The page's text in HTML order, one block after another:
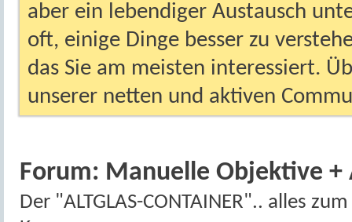
aber ein lebendiger Austausch
oft, einige Dinge besser zu
das Sie am meisten interessiert.
unserer netten und aktiven
Forum: Manuelle Objektive +
Der "ALTGLAS-CONTAINER".. alles